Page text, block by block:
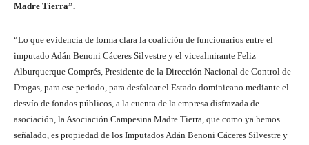
Madre Tierra”.
“Lo que evidencia de forma clara la coalición de funcionarios entre el
imputado Adán Benoni Cáceres Silvestre y el vicealmirante Feliz
Alburquerque Comprés, Presidente de la Dirección Nacional de Control de
Drogas, para ese periodo, para desfalcar el Estado dominicano mediante el
desvío de fondos públicos, a la cuenta de la empresa disfrazada de
asociación, la Asociación Campesina Madre Tierra, que como ya hemos
señalado, es propiedad de los Imputados Adán Benoni Cáceres Silvestre y